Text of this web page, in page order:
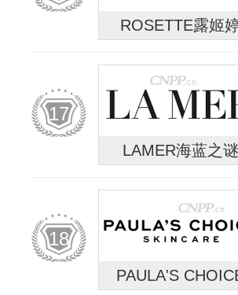
ROSETTE露姬
17
LAMER海蓝之谜
18
PAULA'S